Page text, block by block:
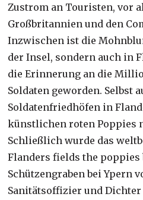
Zustrom an Touristen, vor
Großbritannien und den
Inzwischen ist die
der Insel, sondern auch in
die Erinnerung an die
Soldaten geworden. Selbst
Soldatenfriedhöfen in
künstlichen roten Poppies
Schließlich wurde das
Flanders fields the poppies
Schützengraben bei Ypern
Sanitätsoffizier und Dichter